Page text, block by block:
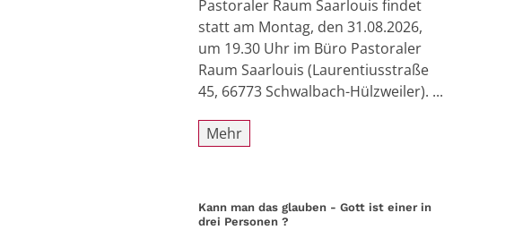
Pastoraler Raum Saarlouis findet
statt am Montag, den 31.08.2026,
um 19.30 Uhr im Büro Pastoraler
Raum Saarlouis (Laurentiusstraße
45, 66773 Schwalbach-Hülzweiler). ...
Mehr
Kann man das glauben - Gott ist einer in
drei Personen ?